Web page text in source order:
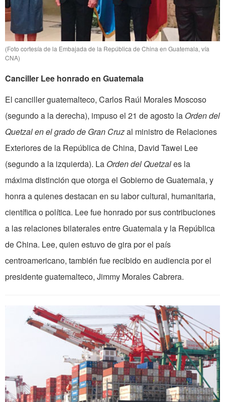
(Foto cortesía de la Embajada de la República de China en Guatemala, vía
CNA)
Canciller Lee honrado en Guatemala
El canciller guatemalteco, Carlos Raúl Morales Moscoso
(segundo a la derecha), impuso el 21 de agosto la Orden del
Quetzal en el grado de Gran Cruzal ministro de Relaciones
Exteriores de la República de China, David Tawei Lee
(segundo a la izquierda). La Orden del Quetzales la
máxima distinción que otorga el Gobierno de Guatemala, y
honra a quienes destacan en su labor cultural, humanitaria,
científica o política. Lee fue honrado por sus contribuciones
a las relaciones bilaterales entre Guatemala y la República
de China. Lee, quien estuvo de gira por el país
centroamericano, también fue recibido en audiencia por el
presidente guatemalteco, Jimmy Morales Cabrera.